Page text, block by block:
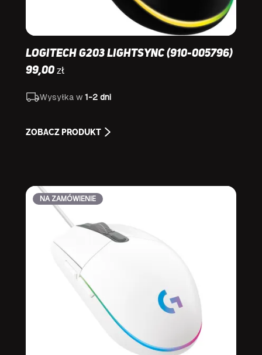
Logitech G203 Lightsync (910-005796)
99,00 zł
Wysyłka w 1-2 dni
ZOBACZ PRODUKT
NA ZAMÓWIENIE